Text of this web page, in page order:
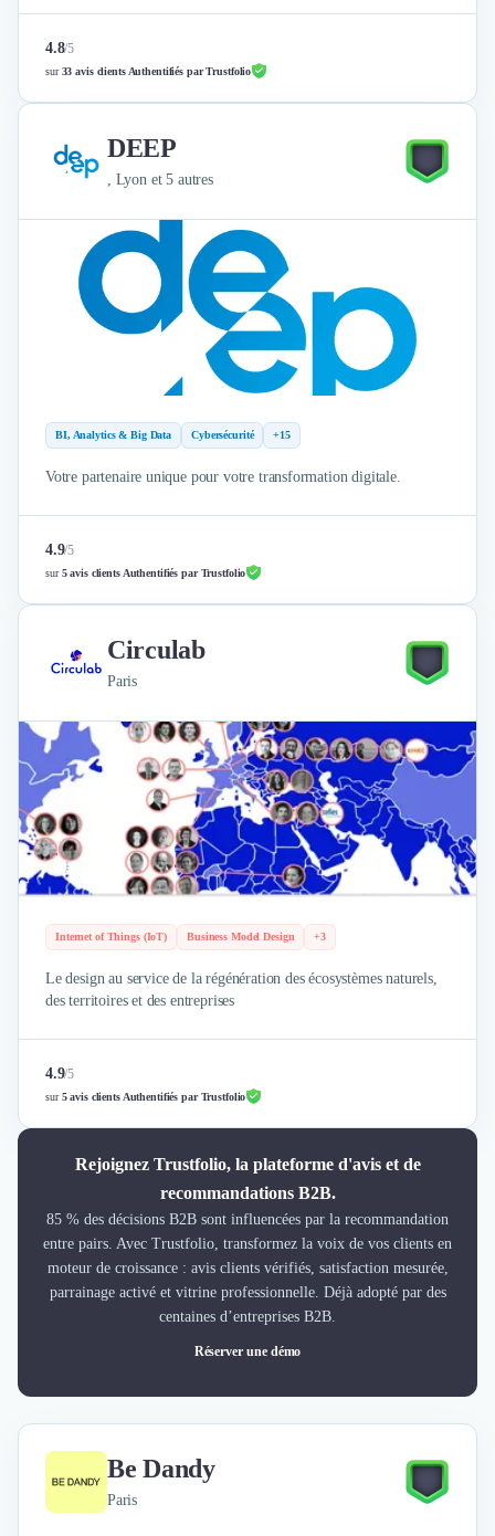
4.8/5
sur33 avis clients Authentifiés par Trustfolio
DEEP
, Lyon et 5 autres
BI, Analytics & Big Data Cybersécurité +15
Votre partenaire unique pour votre transformation digitale.
4.9/5
sur5 avis clients Authentifiés par Trustfolio
Circulab
Paris
Internet of Things (IoT) Business Model Design +3
Le design au service de la régénération des écosystèmes naturels,
des territoires et des entreprises
4.9/5
sur5 avis clients Authentifiés par Trustfolio
Rejoignez Trustfolio, la plateforme d'avis et de
recommandations B2B.
85 % des décisions B2B sont influencées par la recommandation
entre pairs. Avec Trustfolio, transformez la voix de vos clients en
moteur de croissance : avis clients vérifiés, satisfaction mesurée,
parrainage activé et vitrine professionnelle. Déjà adopté par des
centaines d’entreprises B2B.
Réserver une démo
Be Dandy
Paris